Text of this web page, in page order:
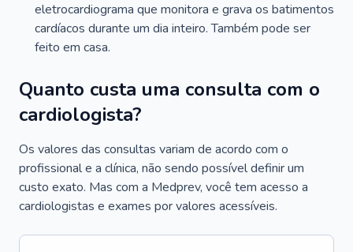
eletrocardiograma que monitora e grava os batimentos
cardíacos durante um dia inteiro. Também pode ser
feito em casa.
Quanto custa uma consulta com o
cardiologista?
Os valores das consultas variam de acordo com o
profissional e a clínica, não sendo possível definir um
custo exato. Mas com a Medprev, você tem acesso a
cardiologistas e exames por valores acessíveis.